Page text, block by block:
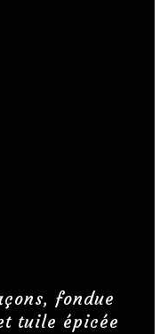
fondue
tuile épicée